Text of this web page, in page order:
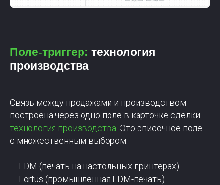
Поле-триггер: технология
производства
Связь между продажами и производством
построена через одно поле в карточке сделки —
технология производства . Это списочное поле
с множественным выбором:
— FDM (печать на настольных принтерах)
— Fortus (промышленная FDM-печать)